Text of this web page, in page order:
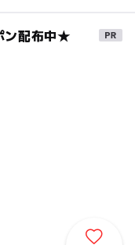
ン配布中★